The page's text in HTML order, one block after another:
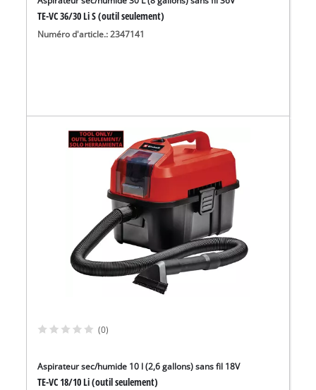
TE-VC 36/30 Li S (outil seulement)
Numéro d'article.: 2347141
(0)
Aspirateur sec/humide 10 l (2,6 gallons) sans fil 18V
TE-VC 18/10 Li (outil seulement)